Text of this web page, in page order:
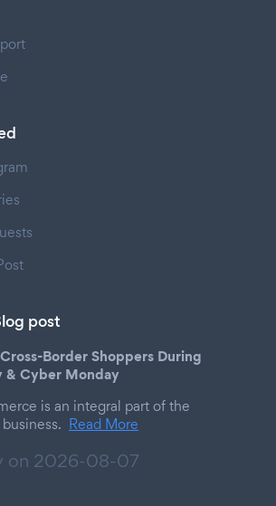
post
Border Shoppers During
& Cyber Monday
is an integral part of the
Read More
on 2026-08-07